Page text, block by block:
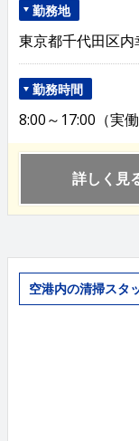
勤務地
東京都千代田区内
勤務時間
8:00～17:00（実
詳しく見
空港内の清掃スタ